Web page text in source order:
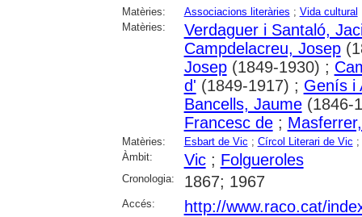
Matèries: Associacions literàries ; Vida cultural
Matèries:
Verdaguer i Santaló,
Campdelacreu, Josep
Josep(1849-1930) ;
d' (1849-1917) ; Genís i
Bancells, Jaume(1846-
Francesc de;
Matèries: Esbart de Vic ; Círcol Literari de Vic ;
Àmbit:
Vic; Folgueroles
Cronologia: 1867; 1967
Accés: http://www.raco.cat/